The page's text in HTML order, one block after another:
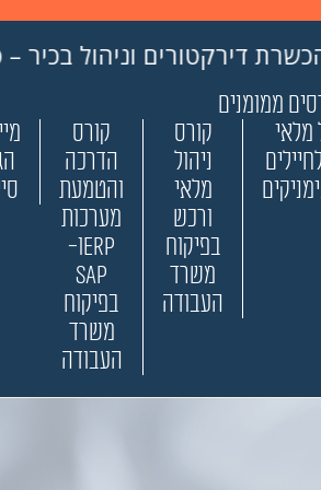
בכיר – פתיחה ב- 31.8.26
ממומנים
מלאי
קורס
ניהול
מלאי
ורכש
בפיקוח
משרד
העבודה
קורס
הדרכה
והטמעת
מערכות
ERPו-
SAP
בפיקוח
משרד
העבודה